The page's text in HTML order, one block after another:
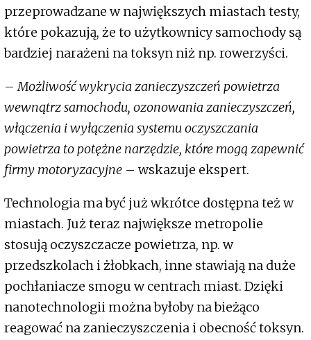
przeprowadzane w największych miastach testy,
które pokazują, że to użytkownicy samochody są
bardziej narażeni na toksyn niż np. rowerzyści.
–Możliwość wykrycia zanieczyszczeń powietrza
wewnątrz samochodu, ozonowania zanieczyszczeń,
włączenia i wyłączenia systemu oczyszczania
powietrza to potężne narzędzie, które mogą zapewnić
firmy motoryzacyjne – wskazuje ekspert.
Technologia ma być już wkrótce dostępna też w
miastach. Już teraz największe metropolie
stosują oczyszczacze powietrza, np. w
przedszkolach i żłobkach, inne stawiają na duże
pochłaniacze smogu w centrach miast. Dzięki
nanotechnologii można byłoby na bieżąco
reagować na zanieczyszczenia i obecność toksyn.